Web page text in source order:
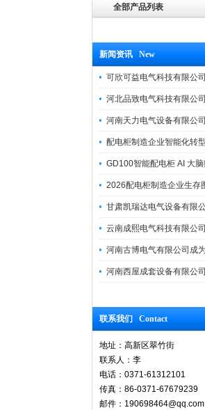
全部产品列表
新闻资讯 New
联系我们 Contact
地址：高新区翠竹街
联系人：李
电话：0371-61312101
传真：86-0371-67679239
邮件：190698464@qq.com